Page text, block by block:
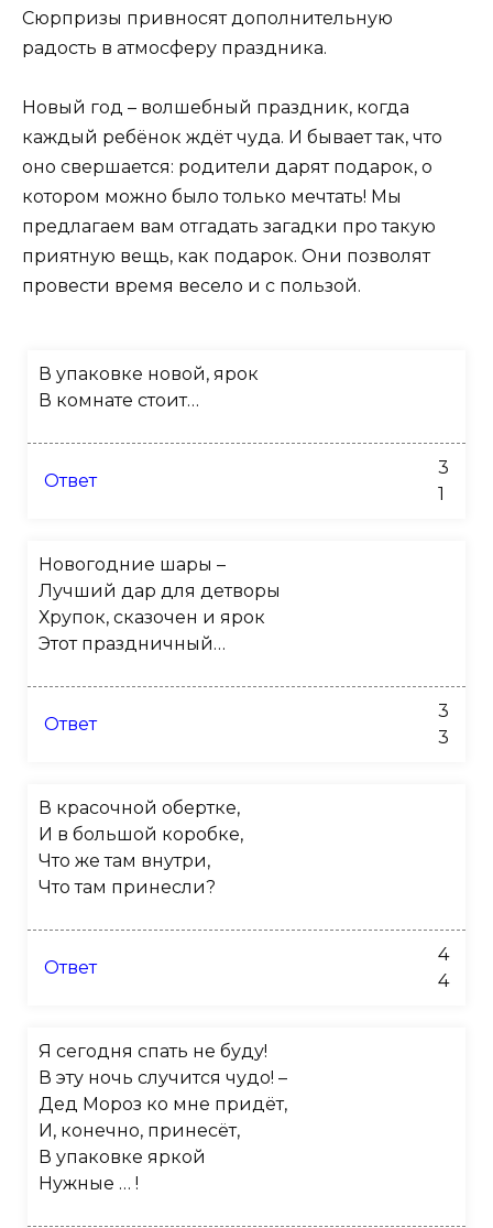
Сюрпризы привносят дополнительную
радость в атмосферу праздника.
Новый год – волшебный праздник, когда
каждый ребёнок ждёт чуда. И бывает так, что
оно свершается: родители дарят подарок, о
котором можно было только мечтать! Мы
предлагаем вам отгадать загадки про такую
приятную вещь, как подарок. Они позволят
провести время весело и с пользой.
В упаковке новой, ярок
В комнате стоит…
Ответ
3
1
Новогодние шары –
Лучший дар для детворы
Хрупок, сказочен и ярок
Этот праздничный…
Ответ
3
3
В красочной обертке,
И в большой коробке,
Что же там внутри,
Что там принесли?
Ответ
4
4
Я сегодня спать не буду!
В эту ночь случится чудо! –
Дед Мороз ко мне придёт,
И, конечно, принесёт,
В упаковке яркой
Нужные … !